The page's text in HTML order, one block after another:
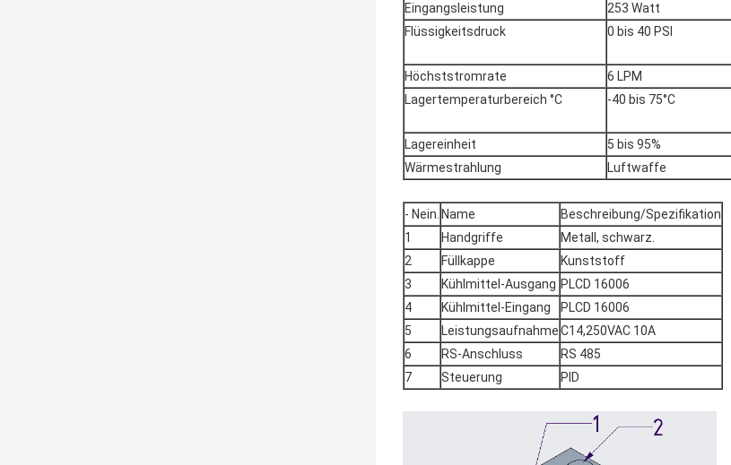
Eingangsleistung
253 Watt
Flüssigkeitsdruck
0 bis 40 PSI
Höchststromrate
6 LPM
Lagertemperaturbereich °C
-40 bis 75°C
Lagereinheit
5 bis 95%
Wärmestrahlung
Luftwaffe
- Nein. Name
Beschreibung/Spezifikation
1
Handgriffe
Metall, schwarz.
2
Füllkappe
Kunststoff
3
Kühlmittel-Ausgang PLCD 16006
4
Kühlmittel-Eingang
PLCD 16006
5
LeistungsaufnahmeC14,250VAC 10A
6
RS-Anschluss
RS 485
7
Steuerung PID